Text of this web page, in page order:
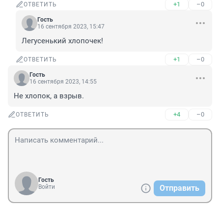
ОТВЕТИТЬ +1 –0
Гость
16 сентября 2023, 15:47
Легусенький хлопочек!
ОТВЕТИТЬ +1 –0
Гость
16 сентября 2023, 14:55
Не хлопок, а взрыв.
ОТВЕТИТЬ +4 –0
Гость
Войти
Отправить